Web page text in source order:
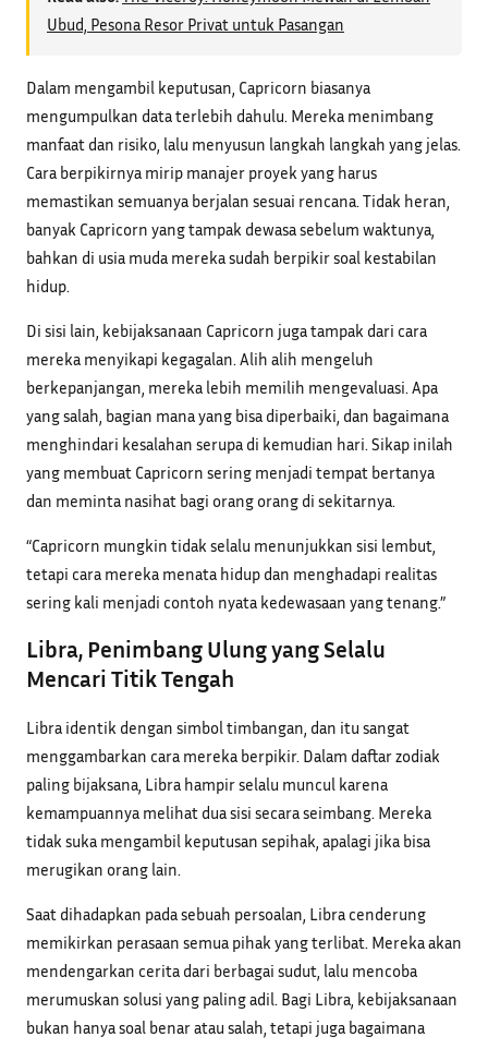
Ubud, Pesona Resor Privat untuk Pasangan
Dalam mengambil keputusan, Capricorn biasanya
mengumpulkan data terlebih dahulu. Mereka menimbang
manfaat dan risiko, lalu menyusun langkah langkah yang jelas.
Cara berpikirnya mirip manajer proyek yang harus
memastikan semuanya berjalan sesuai rencana. Tidak heran,
banyak Capricorn yang tampak dewasa sebelum waktunya,
bahkan di usia muda mereka sudah berpikir soal kestabilan
hidup.
Di sisi lain, kebijaksanaan Capricorn juga tampak dari cara
mereka menyikapi kegagalan. Alih alih mengeluh
berkepanjangan, mereka lebih memilih mengevaluasi. Apa
yang salah, bagian mana yang bisa diperbaiki, dan bagaimana
menghindari kesalahan serupa di kemudian hari. Sikap inilah
yang membuat Capricorn sering menjadi tempat bertanya
dan meminta nasihat bagi orang orang di sekitarnya.
“Capricorn mungkin tidak selalu menunjukkan sisi lembut,
tetapi cara mereka menata hidup dan menghadapi realitas
sering kali menjadi contoh nyata kedewasaan yang tenang.”
Libra, Penimbang Ulung yang Selalu
Mencari Titik Tengah
Libra identik dengan simbol timbangan, dan itu sangat
menggambarkan cara mereka berpikir. Dalam daftar zodiak
paling bijaksana, Libra hampir selalu muncul karena
kemampuannya melihat dua sisi secara seimbang. Mereka
tidak suka mengambil keputusan sepihak, apalagi jika bisa
merugikan orang lain.
Saat dihadapkan pada sebuah persoalan, Libra cenderung
memikirkan perasaan semua pihak yang terlibat. Mereka akan
mendengarkan cerita dari berbagai sudut, lalu mencoba
merumuskan solusi yang paling adil. Bagi Libra, kebijaksanaan
bukan hanya soal benar atau salah, tetapi juga bagaimana